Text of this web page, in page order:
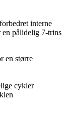
interne
en pålidelig 7-trins
en større
cykler